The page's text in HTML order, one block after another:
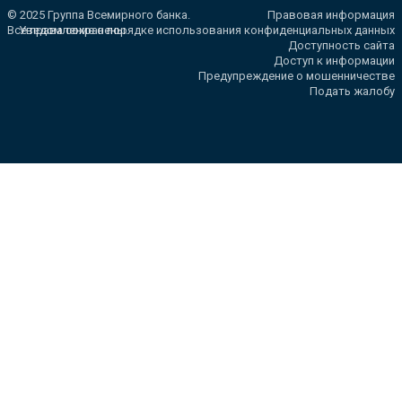
© 2025 Группа Всемирного банка.
Все права сохранены.
Правовая информация
Уведомление о порядке использования конфиденциальных данных
Доступность сайта
Доступ к информации
Предупреждение о мошенничестве
Подать жалобу